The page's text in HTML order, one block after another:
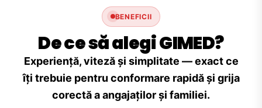
BENEFICII
De ce să alegi GIMED?
Experiență, viteză și simplitate — exact ce
îți trebuie pentru conformare rapidă și grija
corectă a angajaților și familiei.